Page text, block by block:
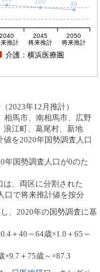
100 99
2040
推計
2045
将来推計
2050
将来推計
介護：横浜医療圏
2023年12月推計）
馬市、南相馬市、広野
浪江町、葛尾村、新地
を2020年国勢調査人口
国勢調査人口が0のた
、両区に分割された
口で将来推計値を按分
、2020年の国勢調査に基
＋40～64歳×1.0＋65～
＋75歳～×87.3